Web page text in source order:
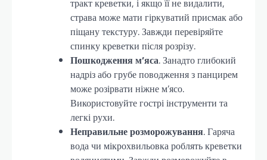
страва може мати гіркуватий присмак або
піщану текстуру. Завжди перевіряйте
спинку креветки після розрізу.
Пошкодження м’яса. Занадто глибокий
надріз або грубе поводження з панцирем
може розірвати ніжне м’ясо.
Використовуйте гострі інструменти та
легкі рухи.
Неправильне розморожування. Гаряча
вода чи мікрохвильовка роблять креветки